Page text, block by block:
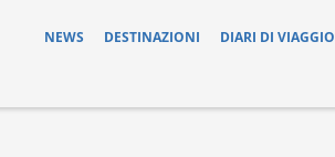
NEWS DESTINAZIONI DIARI DI VIAGGIO